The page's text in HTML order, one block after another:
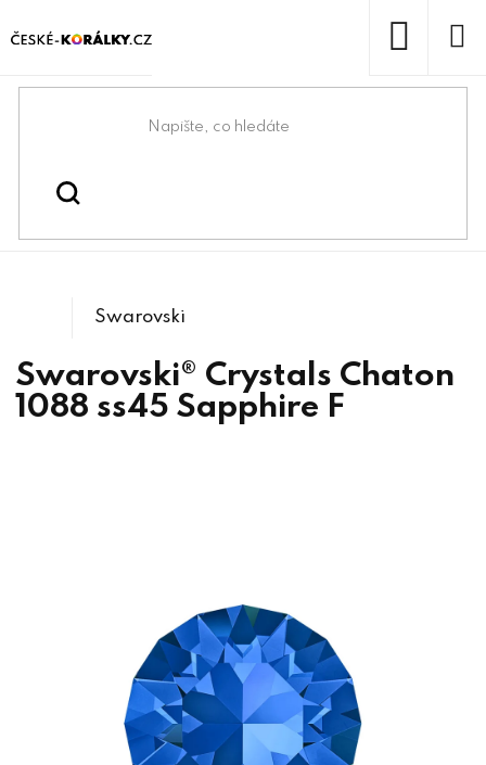
na
Domů
Swarovski® & lůžka
kameny /
Swarovski® Crystals Chaton
1088 ss45 Sapphire F
Swarovski